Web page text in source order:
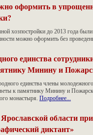
оформить в
хозпостройки до 2013 года
можно оформить без
единства
Минину и
единства члены
к памятнику Минину и
монастыря. Подробнее...
области
диктант»